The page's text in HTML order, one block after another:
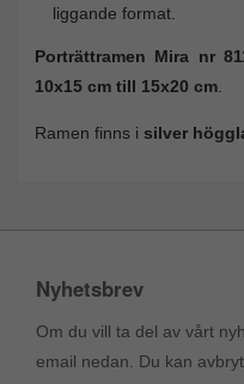
liggande format.
Porträttramen Mira nr
10x15 cm till 15x20 cm
Ramen finns i silver
Nyhetsbrev
Om du vill ta del av vårt
email nedan. Du kan